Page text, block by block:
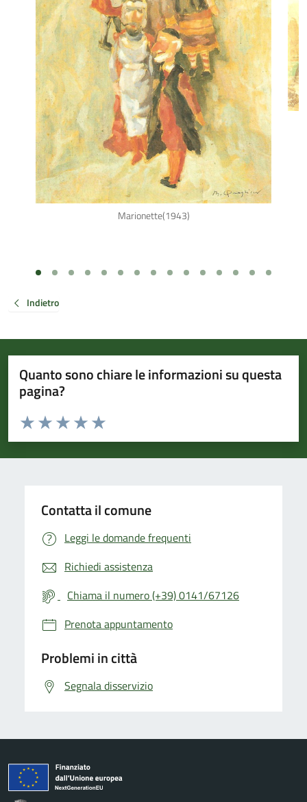
Marionette(1943)
Indietro
Quanto sono chiare le informazioni su questa
pagina?
Valuta da 1 a 5 stelle la pagina
Valuta 5 stelle su 5
Valuta 4 stelle su 5
Valuta 3 stelle su 5
Valuta 2 stelle su 5
Valuta 1 stelle su 5
Contatta il comune
Leggi le domande frequenti
Richiedi assistenza
Chiama il numero (+39) 0141/67126
Prenota appuntamento
Problemi in città
Segnala disservizio